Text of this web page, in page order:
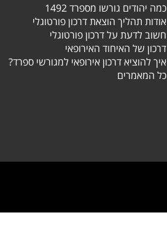
כמה יהודים גורשו מספרד 1492
אודות תהליך הוצאת דרכון פורטוגלי
חשוב לדעת על דרכון פורטוגלי
דרכון של האיחוד האירופאי
איך להוציא דרכון אירופאי למגורשי ספרד?
כל המאמרים